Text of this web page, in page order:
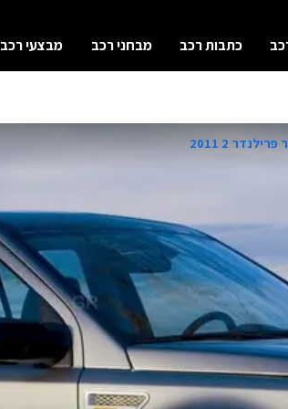
כתבות רכב מבחני רכב מבצעי רכב
2 2011